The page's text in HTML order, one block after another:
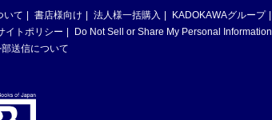
いて 書店様向け 法人様一括購入
KADOKAWAグループ
イトポリシー
Do Not Sell or Share My Personal Information
送信について